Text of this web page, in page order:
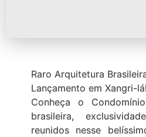
Raro Arquitetura
Lançamento em Xangri-lá!
Conheça o
brasileira,
reunidos nesse